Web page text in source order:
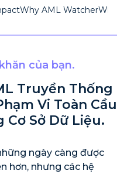
Why AML Watcher
của bạn.
Truyền Thống
Vi Toàn Cầu
Cơ Sở Dữ Liệu.
ngày càng được
hơn, nhưng các hệ